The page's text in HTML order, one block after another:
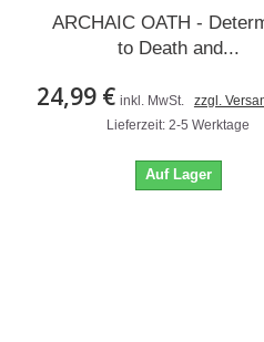
ARCHAIC OATH -
to Death and...
24,99 € inkl. MwSt.
zzgl.
Lieferzeit: 2-5 Werktage
Auf Lager